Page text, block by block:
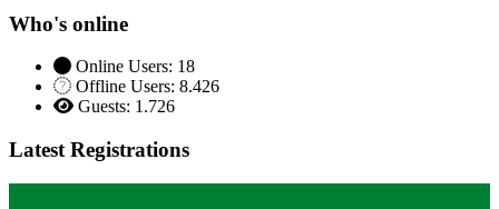
Who's online
Online Users: 18
Offline Users: 8.426
Guests: 1.726
Latest Registrations